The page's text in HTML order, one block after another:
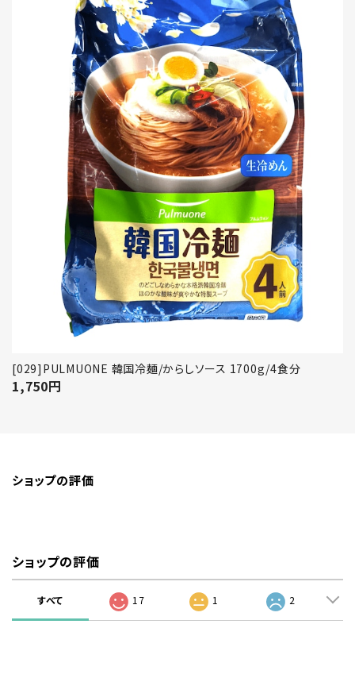
[029]PULMUONE 韓国冷麺/からしソース 1700g/4食分
1,750円
ショップの評価
ショップの評価
すべて 17 1 2